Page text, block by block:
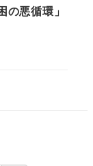
の悪循環」